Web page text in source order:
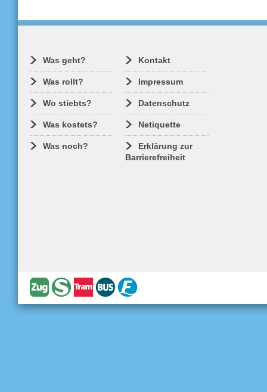
Was geht?
Was rollt?
Wo stiebts?
Was kostets?
Was noch?
Kontakt
Impressum
Datenschutz
Netiquette
Erklärung zur
Barrierefreiheit